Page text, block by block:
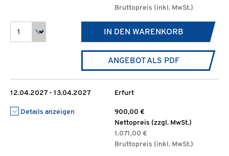
Bruttopreis (inkl. MwSt.)
IN DEN WARENKORB
ANGEBOT ALS PDF
12.04.2027 - 13.04.2027 Erfurt
Details anzeigen
900,00 €
Nettopreis (zzgl. MwSt.)
1.071,00 €
Bruttopreis (inkl. MwSt.)